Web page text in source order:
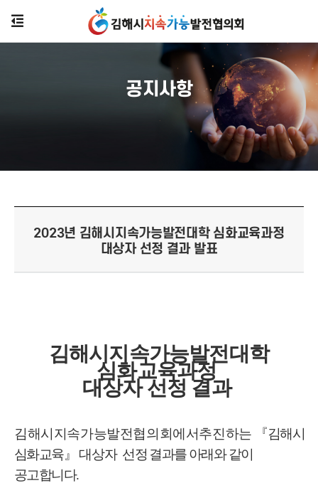
공지사항
2023년 김해시지속가능발전대학 심화교육과정
대상자 선정 결과 발표
김해시지속가능발전대학
심화교육과정
대상자 선정 결과
김해시지속가능발전협의회에서추진하는
『김해시
심화교육』 대상자 선정 결과를 아래와 같이
공고합니다.